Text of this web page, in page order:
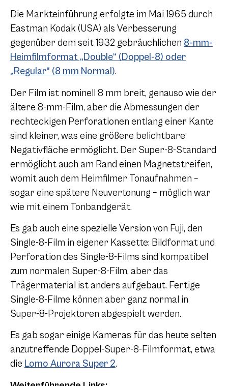
Die Markteinführung erfolgte im Mai 1965 durch
Eastman Kodak (USA) als Verbesserung
gegenüber dem seit 1932 gebräuchlichen 8-mm-
Heimfilmformat „Double“ (Doppel-8) oder
„Regular“ (8 mm Normal).
Der Film ist nominell 8 mm breit, genauso wie der
ältere 8-mm-Film, aber die Abmessungen der
rechteckigen Perforationen entlang einer Kante
sind kleiner, was eine größere belichtbare
Negativfläche ermöglicht. Der Super-8-Standard
ermöglicht auch am Rand einen Magnetstreifen,
womit auch dem Heimfilmer Tonaufnahmen –
sogar eine spätere Neuvertonung – möglich war
wie mit einem Tonbandgerät.
Es gab auch eine spezielle Version von Fuji, den
Single-8-Film in eigener Kassette: Bildformat und
Perforation des Single-8-Films sind kompatibel
zum normalen Super-8-Film, aber das
Trägermaterial ist anders aufgebaut. Fertige
Single-8-Filme können aber ganz normal in
Super-8-Projektoren abgespielt werden.
Es gab sogar einige Kameras für das heute selten
anzutreffende Doppel-Super-8-Filmformat, etwa
die Lomo Aurora Super 2.